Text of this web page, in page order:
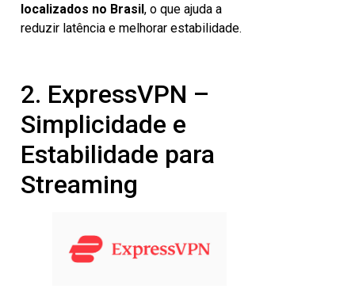
localizados no Brasil, o que ajuda a
reduzir latência e melhorar estabilidade.
2. ExpressVPN –
Simplicidade e
Estabilidade para
Streaming